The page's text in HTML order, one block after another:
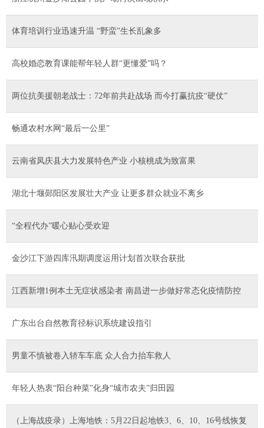
体育培训行业迅速升温 “野蛮”生长乱象多
高校婚恋教育课能帮年轻人群“更懂爱”吗？
两位抗美援朝老战士：72年前共赴战场 而今打赢抗疫“硬仗”
畅通农村水网“最后一公里”
云南省凤庆县大力发展特色产业 小核桃成为致富果
湖北十堰郧阳区发展壮大产业 让更多群众就业不离乡
“全程代办”暖心贴心受欢迎
金沙江下游四库汛期调度运用计划首次联合获批
江西新增1例本土无症状感染者 南昌进一步做好常态化疫情防控
广东出台自然教育径标识系统建设指引
男童不慎被卷入轿车车底 众人合力抬车救人
年轻人热衷“阳台种菜”化身“城市农夫”归田园
（上海战疫录）上海地铁：5月22日起地铁3、6、10、16号线恢复